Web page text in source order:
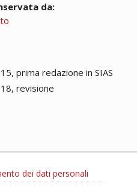
da:
prima redazione in SIAS
revisione
dei dati personali